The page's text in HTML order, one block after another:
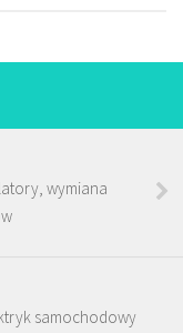
wymiana
samochodowy